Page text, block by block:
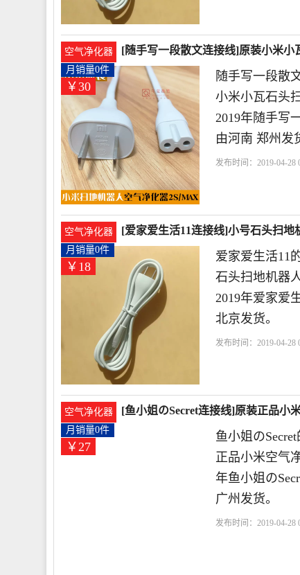
空气净化器 [随手写一段散文连接线]原装小米小
￥30
月销量0件
随手写一段散
小米小瓦石头
2019年随手写
由河南 郑州发
发布时间：2019-04-28
空气净化器 [爱家爱生活11连接线]小号石头扫地
￥18
月销量0件
爱家爱生活11
石头扫地机器
2019年爱家爱
北京发货。
发布时间：2019-04-28
空气净化器 [鱼小姐のSecret连接线]原装正品小
￥27
月销量0件
鱼小姐の
正品小米空气
年鱼小姐の
广州发货。
发布时间：2019-04-28